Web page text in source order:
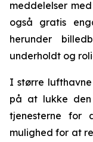
meddelelser
også gratis
herunder
underholdt og
I større
på at lukke
tjenesterne for
mulighed for at